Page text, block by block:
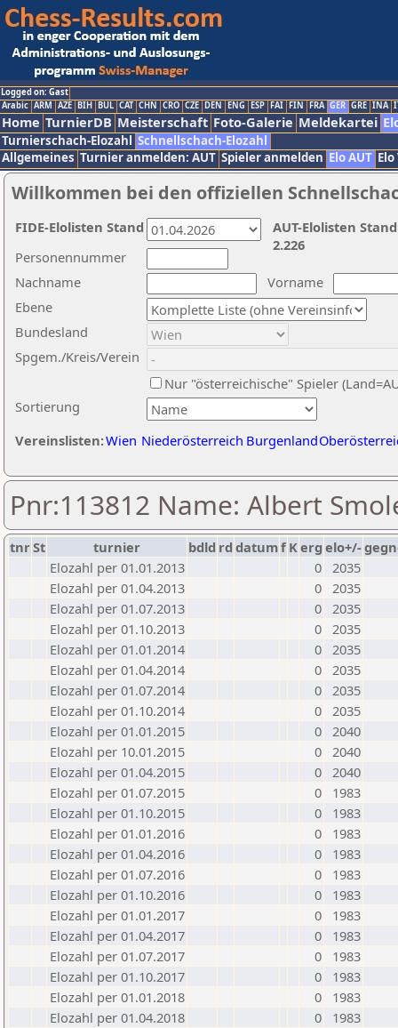
Logged on: Gast
Arabic ARM AZE BIH BUL CAT CHN CRO CZE DEN ENG ESP FAI FIN FRA GER GRE INA
Home TurnierDB Meisterschaft Foto-Galerie Meldekartei
Turnierschach-Elozahl Schnellschach-Elozahl
Allgemeines Turnier anmelden: AUT Spieler anmelden Elo AUT
Willkommen bei den offiziellen
Nachname
Vorname
Ebene
Sortierung
Personennummer
Bundesland
Spgem./Kreis/Verein
Nur "österreichische" Spieler
Vereinslisten:Wien Niederösterreich Burgenland
AUT-Elolisten
2.226
FIDE-Elolisten Stand
Pnr:113812 Name: Albert
tnrSt turnier bdld rd datumf Kerg elo+/-
Elozahl per 01.01.2013
0 2035
Elozahl per 01.04.2013
0 2035
Elozahl per 01.07.2013
0 2035
Elozahl per 01.10.2013
0 2035
Elozahl per 01.01.2014
0 2035
Elozahl per 01.04.2014
0 2035
Elozahl per 01.07.2014
0 2035
Elozahl per 01.10.2014
0 2035
Elozahl per 01.01.2015
0 2040
Elozahl per 10.01.2015
0 2040
Elozahl per 01.04.2015
0 2040
Elozahl per 01.07.2015
0
1983
Elozahl per 01.10.2015
0
1983
Elozahl per 01.01.2016
0
1983
Elozahl per 01.04.2016
0
1983
Elozahl per 01.07.2016
0
1983
Elozahl per 01.10.2016
0
1983
Elozahl per 01.01.2017
0
1983
Elozahl per 01.04.2017
0
1983
Elozahl per 01.07.2017
0
1983
Elozahl per 01.10.2017
0
1983
Elozahl per 01.01.2018
0
1983
Elozahl per 01.04.2018
0
1983